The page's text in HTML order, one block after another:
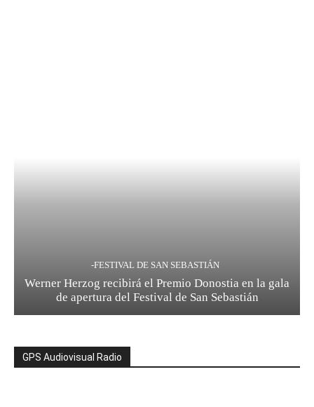
-FESTIVAL DE SAN SEBASTIÁN
Werner Herzog recibirá el Premio Donostia en la gala
de apertura del Festival de San Sebastián
GPS Audiovisual Radio